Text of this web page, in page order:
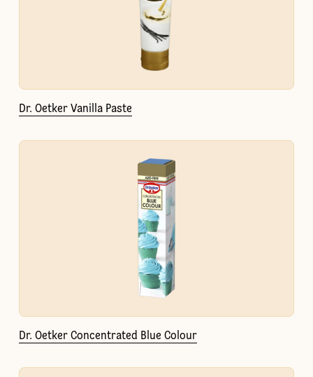
Dr. Oetker Vanilla Paste
Dr. Oetker Concentrated Blue Colour